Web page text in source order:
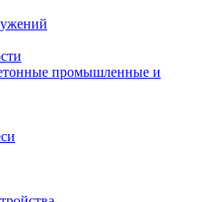
промышленные и